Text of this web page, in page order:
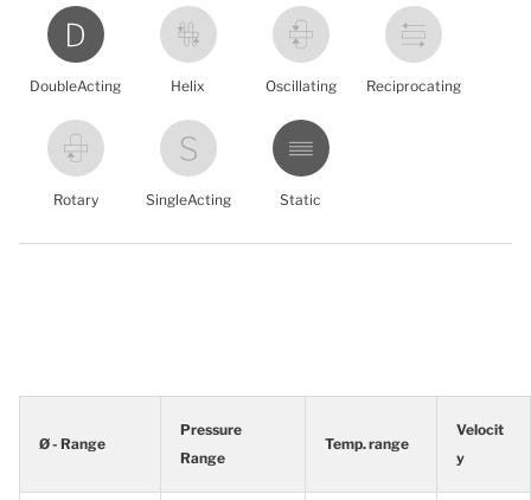
DoubleActing Helix Oscillating Reciprocating
Rotary SingleActing Static
Ø - Range
Pressure
Range
Temp. range
Velocit
y